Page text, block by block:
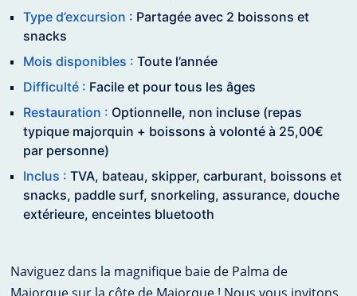
Type d’excursion : Partagée avec 2 boissons et
snacks
Mois disponibles : Toute l’année
Difficulté : Facile et pour tous les âges
Restauration : Optionnelle, non incluse (repas
typique majorquin + boissons à volonté à 25,00€
par personne)
Inclus : TVA, bateau, skipper, carburant, boissons et
snacks, paddle surf, snorkeling, assurance, douche
extérieure, enceintes bluetooth
Naviguez dans la magnifique baie de Palma de